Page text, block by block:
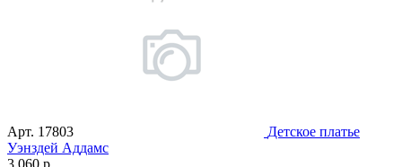
Арт. 17803
Детское платье
Уэнздей Аддамс
3 060 р.